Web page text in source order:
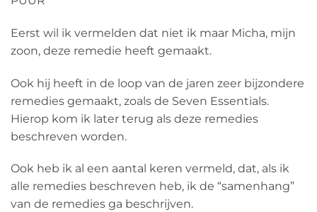
Eerst wil ik vermelden dat niet ik maar Micha, mijn
zoon, deze remedie heeft gemaakt.
Ook hij heeft in de loop van de jaren zeer bijzondere
remedies gemaakt, zoals de Seven Essentials.
Hierop kom ik later terug als deze remedies
beschreven worden.
Ook heb ik al een aantal keren vermeld, dat, als ik
alle remedies beschreven heb, ik de “samenhang”
van de remedies ga beschrijven.